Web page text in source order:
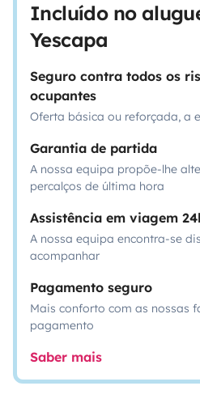
Incluído no
Yescapa
Seguro contra todos os
ocupantes
Oferta básica ou reforçada, a
Garantia de partida
A nossa equipa propõe-lhe
percalços de última hora
Assistência em viagem
A nossa equipa encontra-se
acompanhar
Pagamento seguro
Mais conforto com as nossas
pagamento
Saber mais